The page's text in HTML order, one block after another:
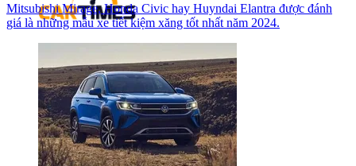
Mitsubishi Mirage, Honda Civic hay Huyndai Elantra được đánh
giá là những mẫu xe tiết kiệm xăng tốt nhất năm 2024.